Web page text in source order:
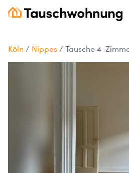
Köln / Nippes /